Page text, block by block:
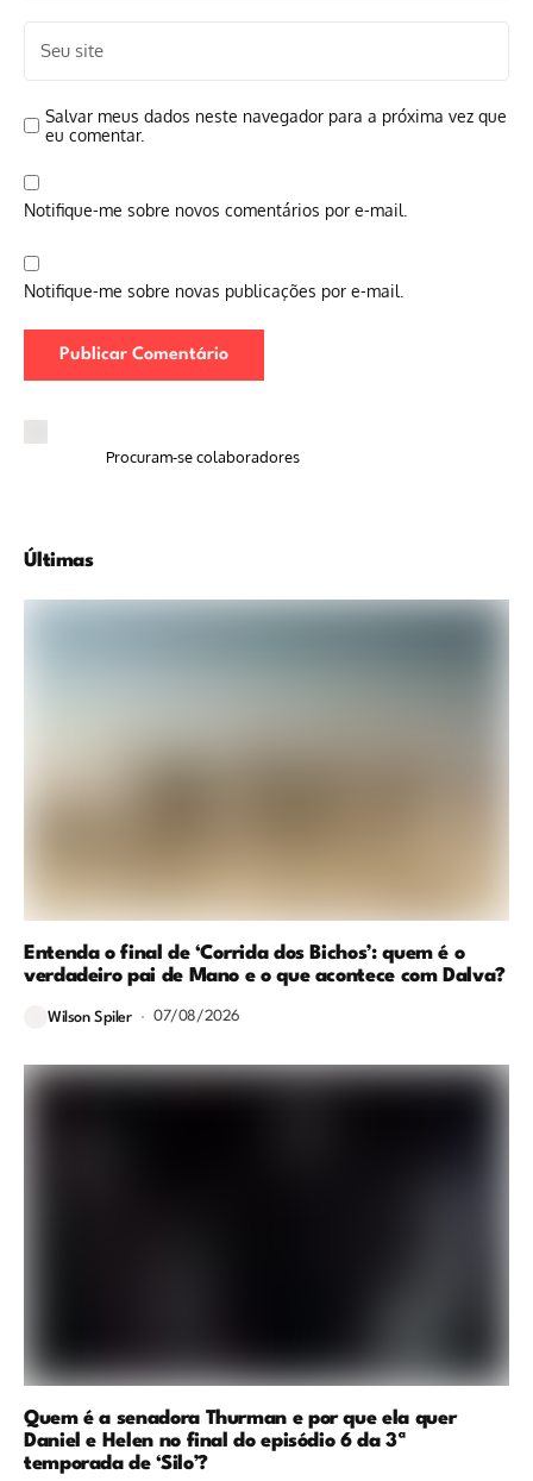
Salvar meus dados neste navegador para a próxima vez que
eu comentar.
Notifique-me sobre novos comentários por e-mail.
Notifique-me sobre novas publicações por e-mail.
Procuram-se colaboradores
Últimas
Entenda o final de ‘Corrida dos Bichos’: quem é o
verdadeiro pai de Mano e o que acontece com Dalva?
Wilson Spiler 07/08/2026
Quem é a senadora Thurman e por que ela quer
Daniel e Helen no final do episódio 6 da 3ª
temporada de ‘Silo’?